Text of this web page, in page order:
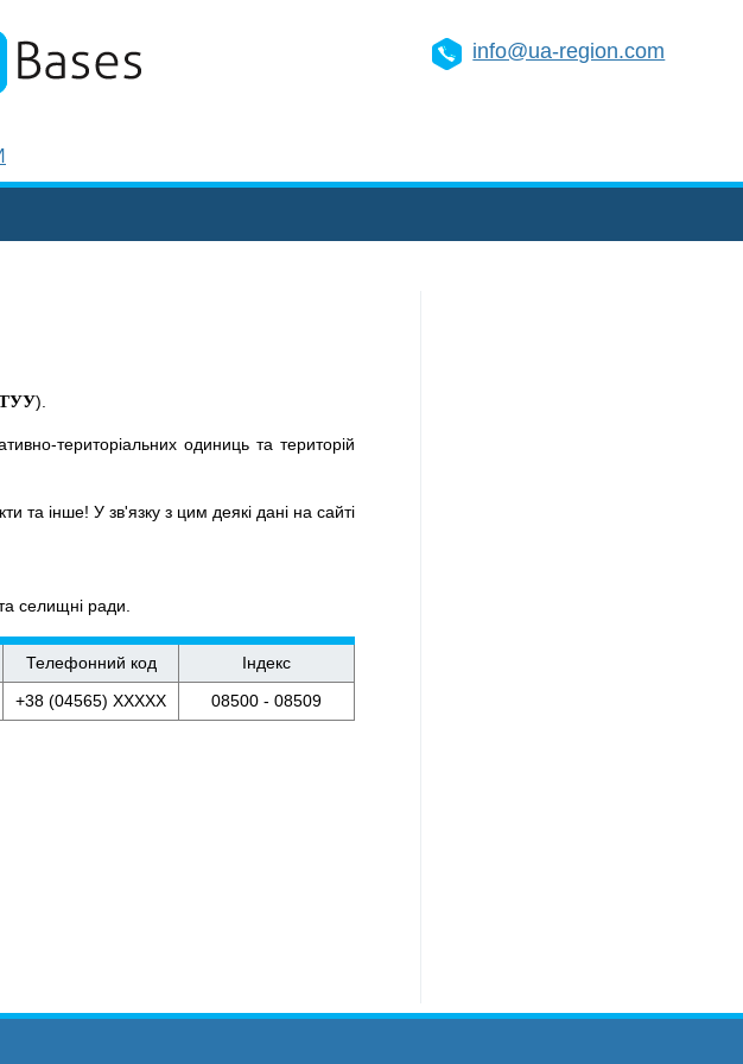
info@ua-region.com
).
територіальних одиниць та територій
та інше! У зв'язку з цим деякі дані на сайті
селищні ради.
Телефонний код
Індекс
+38 (04565) XXXXX 08500 - 08509